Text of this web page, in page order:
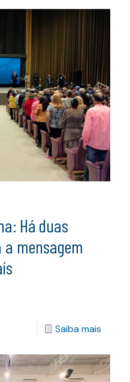
Há duas
a mensagem
Saiba mais